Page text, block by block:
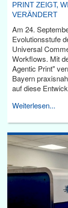
PRINT ZEIGT,
VERÄNDERT
Am 24.
Evolutionsstufe
Universal
Workflows. Mit
Agentic Print"
Bayern
auf diese
Weiterlesen...